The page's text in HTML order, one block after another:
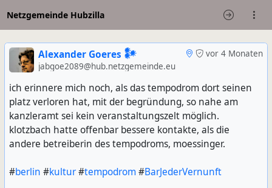
Netzgemeinde Hubzilla
vor 4 Monaten
Alexander Goeres 𒀯
jabgoe2089@hub.netzgemeinde.eu
ich erinnere mich noch, als das tempodrom dort seinen
platz verloren hat, mit der begründung, so nahe am
kanzleramt sei kein veranstaltungszelt möglich.
klotzbach hatte offenbar bessere kontakte, als die
andere betreiberin des tempodroms, moessinger.
#berlin #kultur#tempodrom#BarJederVernunft